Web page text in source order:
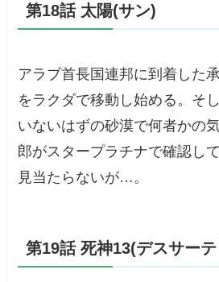
第18話 太陽(サン)
アラブ首長国連邦に到着した
をラクダで移動し始める。そ
いないはずの砂漠で何者かの
郎がスタープラチナで確認し
見当たらないが…。
第19話 死神13(デスサー